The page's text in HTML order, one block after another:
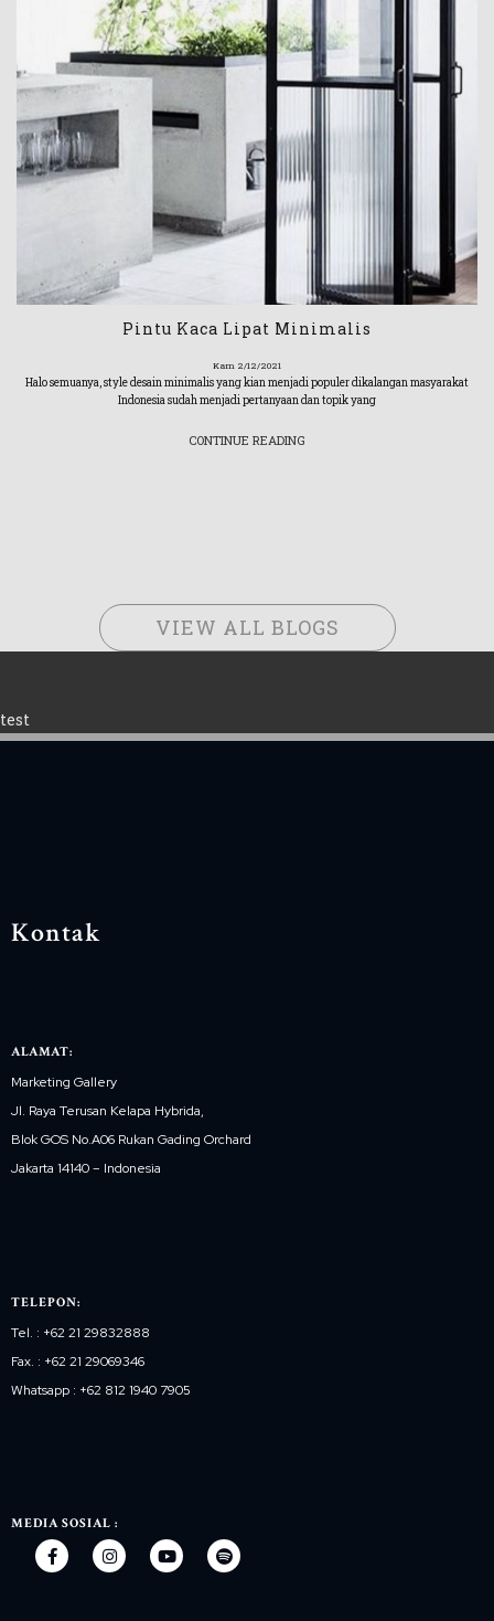
Pintu Kaca Lipat Minimalis
Kam 2/12/2021
Halo semuanya, style desain minimalis yang kian menjadi populer dikalangan masyarakat
Indonesia sudah menjadi pertanyaan dan topik yang
CONTINUE READING
VIEW ALL BLOGS
test
Kontak
ALAMAT:
Marketing Gallery
Jl. Raya Terusan Kelapa Hybrida,
Blok GOS No.A06 Rukan Gading Orchard
Jakarta 14140 – Indonesia
TELEPON:
Tel. : +62 21 29832888
Fax. : +62 21 29069346
Whatsapp : +62 812 1940 7905
MEDIA SOSIAL :